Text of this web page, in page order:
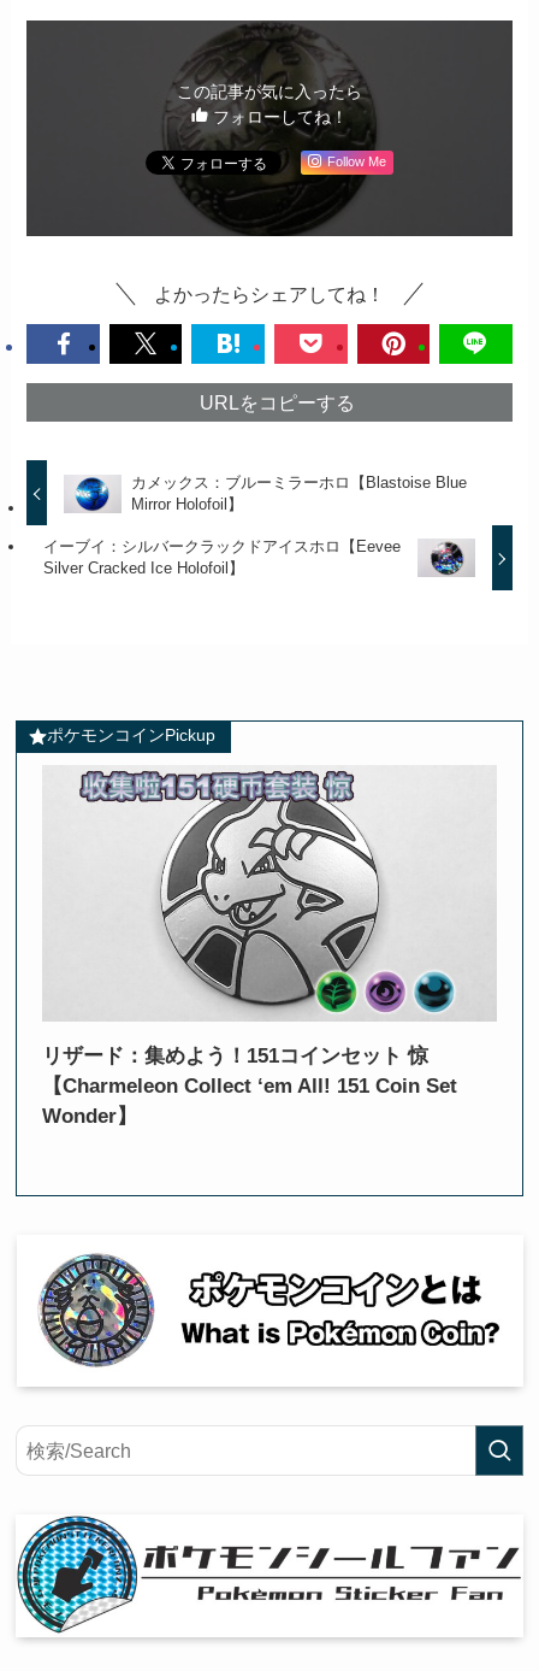
この記事が気に入ったら
フォローしてね！
Follow Me
よかったらシェアしてね！
URLをコピーする
カメックス：ブルーミラーホロ【Blastoise Blue
Mirror Holofoil】
イーブイ：シルバークラックドアイスホロ【Eevee
Silver Cracked Ice Holofoil】
ポケモンコインPickup
リザード：集めよう！151コインセット 惊
【Charmeleon Collect ‘em All! 151 Coin Set
Wonder】